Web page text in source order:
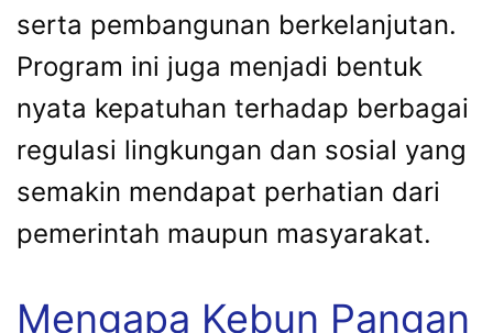
serta pembangunan berkelanjutan.
Program ini juga menjadi bentuk
nyata kepatuhan terhadap berbagai
regulasi lingkungan dan sosial yang
semakin mendapat perhatian dari
pemerintah maupun masyarakat.
Mengapa Kebun Pangan